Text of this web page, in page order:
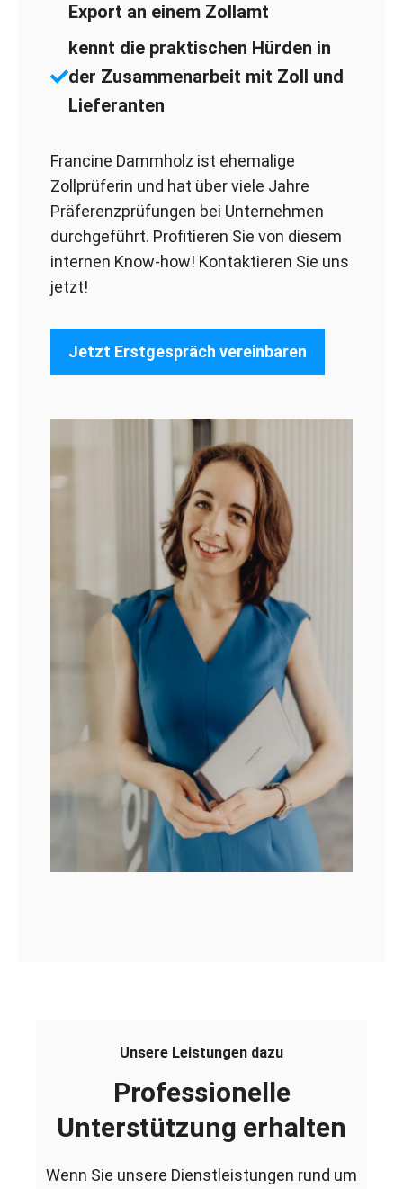
Export an einem Zollamt
kennt die praktischen Hürden in
der Zusammenarbeit mit Zoll und
Lieferanten
Francine Dammholz ist ehemalige
Zollprüferin und hat über viele Jahre
Präferenzprüfungen bei Unternehmen
durchgeführt. Profitieren Sie von diesem
internen Know-how! Kontaktieren Sie uns
jetzt!
Jetzt Erstgespräch vereinbaren
Unsere Leistungen dazu
Professionelle
Unterstützung erhalten
Wenn Sie unsere Dienstleistungen rund um